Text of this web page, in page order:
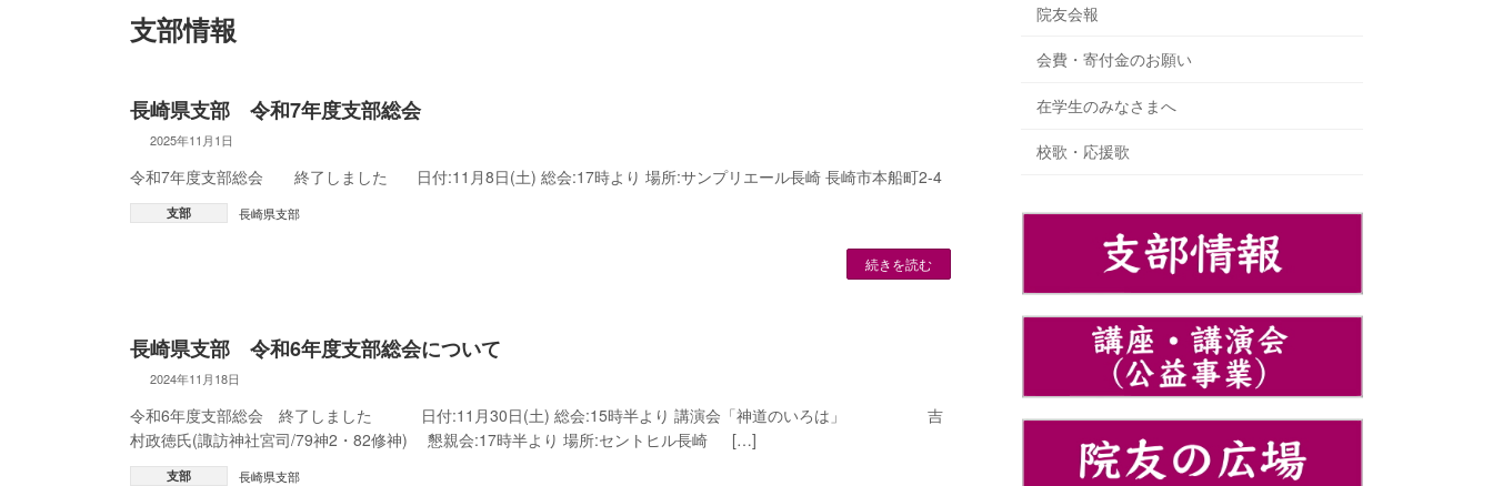
支部情報
長崎県支部 令和7年度支部総会
2025年11月1日
令和7年度支部総会 終了しました 日付:11月8日(土) 総会:17時より 場所:サンプリエール長崎 長崎市本船町2-4
支部 長崎県支部
続きを読む
長崎県支部 令和6年度支部総会について
2024年11月18日
令和6年度支部総会 終了しました 日付:11月30日(土) 総会:15時半より 講演会「神道のいろは」 吉
村政徳氏(諏訪神社宮司/79神2・82修神) 懇親会:17時半より 場所:セントヒル長崎 […]
支部 長崎県支部
院友会報
会費・寄付金のお願い
在学生のみなさまへ
校歌・応援歌